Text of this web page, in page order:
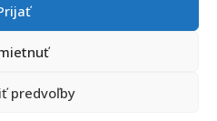
predvoľby